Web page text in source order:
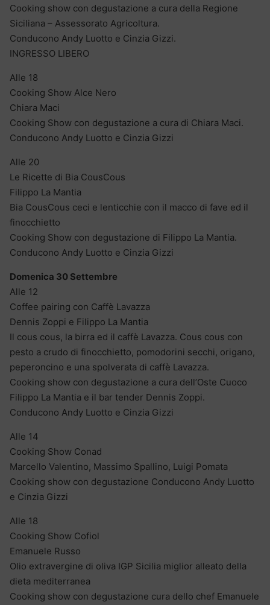
Cooking show con degustazione a cura della Regione
Siciliana – Assessorato Agricoltura.
Conducono Andy Luotto e Cinzia Gizzi.
INGRESSO LIBERO
Alle 18
Cooking Show Alce Nero
Chiara Maci
Cooking Show con degustazione a cura di Chiara Maci.
Conducono Andy Luotto e Cinzia Gizzi
Alle 20
Le Ricette di Bia CousCous
Filippo La Mantia
Bia CousCous ceci e lenticchie con il macco di fave ed il
finocchietto
Cooking Show con degustazione di Filippo La Mantia.
Conducono Andy Luotto e Cinzia Gizzi
Domenica 30 Settembre
Alle 12
Coffee pairing con Caffè Lavazza
Dennis Zoppi e Filippo La Mantia
Il cous cous, la birra ed il caffè Lavazza. Cous cous con
pesto a crudo di finocchietto, pomodorini secchi, origano,
peperoncino e una spolverata di caffè Lavazza.
Cooking show con degustazione a cura dell’Oste Cuoco
Filippo La Mantia e il bar tender Dennis Zoppi.
Conducono Andy Luotto e Cinzia Gizzi
Alle 14
Cooking Show Conad
Marcello Valentino, Massimo Spallino, Luigi Pomata
Cooking show con degustazione Conducono Andy Luotto
e Cinzia Gizzi
Alle 18
Cooking Show Cofiol
Emanuele Russo
Olio extravergine di oliva IGP Sicilia miglior alleato della
dieta mediterranea
Cooking show con degustazione cura dello chef Emanuele